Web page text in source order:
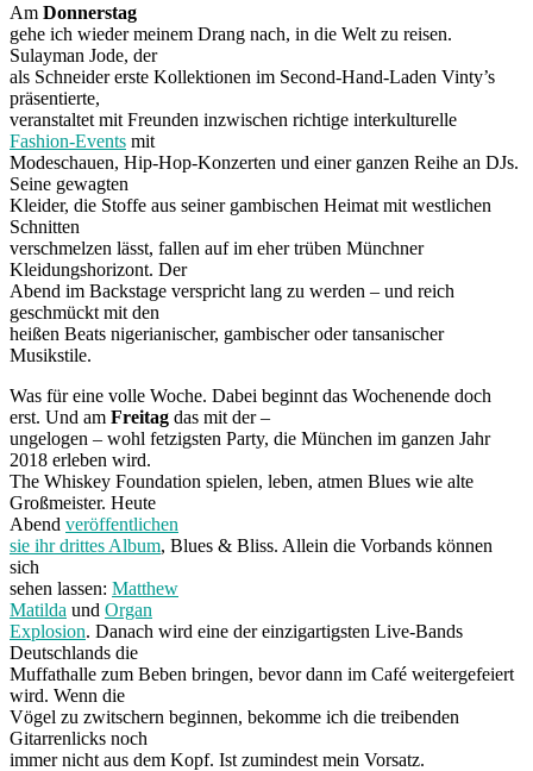
Am Donnerstag
gehe ich wieder meinem Drang nach, in die Welt zu reisen.
Sulayman Jode, der
als Schneider erste Kollektionen im Second-Hand-Laden Vinty’s
präsentierte,
veranstaltet mit Freunden inzwischen richtige interkulturelle
Fashion-Events mit
Modeschauen, Hip-Hop-Konzerten und einer ganzen Reihe an DJs.
Seine gewagten
Kleider, die Stoffe aus seiner gambischen Heimat mit westlichen
Schnitten
verschmelzen lässt, fallen auf im eher trüben Münchner
Kleidungshorizont. Der
Abend im Backstage verspricht lang zu werden – und reich
geschmückt mit den
heißen Beats nigerianischer, gambischer oder tansanischer
Musikstile.
Was für eine volle Woche. Dabei beginnt das Wochenende doch
erst. Und am Freitag das mit der –
ungelogen – wohl fetzigsten Party, die München im ganzen Jahr
2018 erleben wird.
The Whiskey Foundation spielen, leben, atmen Blues wie alte
Großmeister. Heute
Abend veröffentlichen
sie ihr drittes Album, Blues & Bliss. Allein die Vorbands können
sich
sehen lassen: Matthew
Matilda und Organ
Explosion. Danach wird eine der einzigartigsten Live-Bands
Deutschlands die
Muffathalle zum Beben bringen, bevor dann im Café weitergefeiert
wird. Wenn die
Vögel zu zwitschern beginnen, bekomme ich die treibenden
Gitarrenlicks noch
immer nicht aus dem Kopf. Ist zumindest mein Vorsatz.